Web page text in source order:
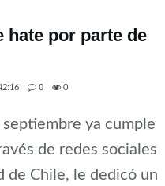
hate por parte de
0 0
ya cumple
de redes sociales
de Chile, le dedicó un